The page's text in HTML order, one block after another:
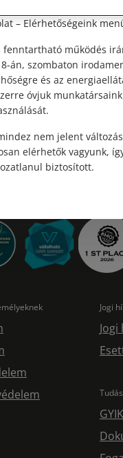
Jogi
GYIK
– Elérhetőségeink
fenntartható működés
án, szombaton
és az
óvjuk
nem jelent
elérhetők vagyunk,
biztosított.